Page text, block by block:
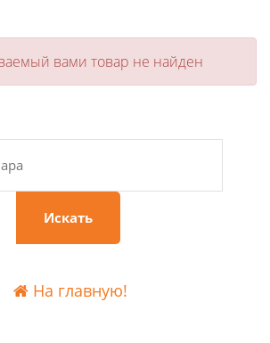
вами товар не найден
Искать
На главную!